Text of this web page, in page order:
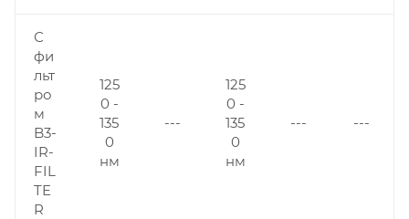
С
фи
льт
ро
м
B3-
IR-
FIL
TE
R
125
0 -
135
0
нм
---
125
0 -
135
0
нм
--- ---